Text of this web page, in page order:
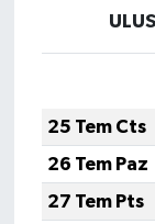
25 Tem Cts
26 Tem Paz
27 Tem Pts
ÖZEL
SİYASET
SPOR